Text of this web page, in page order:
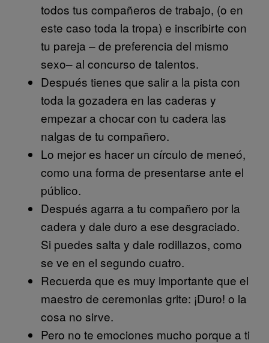
todos tus compañeros de trabajo, (o en
este caso toda la tropa) e inscribirte con
tu pareja – de preferencia del mismo
sexo– al concurso de talentos.
Después tienes que salir a la pista con
toda la gozadera en las caderas y
empezar a chocar con tu cadera las
nalgas de tu compañero.
Lo mejor es hacer un círculo de meneó,
como una forma de presentarse ante el
público.
Después agarra a tu compañero por la
cadera y dale duro a ese desgraciado.
Si puedes salta y dale rodillazos, como
se ve en el segundo cuatro.
Recuerda que es muy importante que el
maestro de ceremonias grite: ¡Duro! o la
cosa no sirve.
Pero no te emociones mucho porque a ti